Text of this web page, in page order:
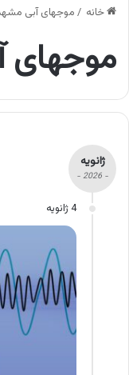
خانه /موجهای آبی
موجهای
ژانویه
- 2026 -
4 ژانویه